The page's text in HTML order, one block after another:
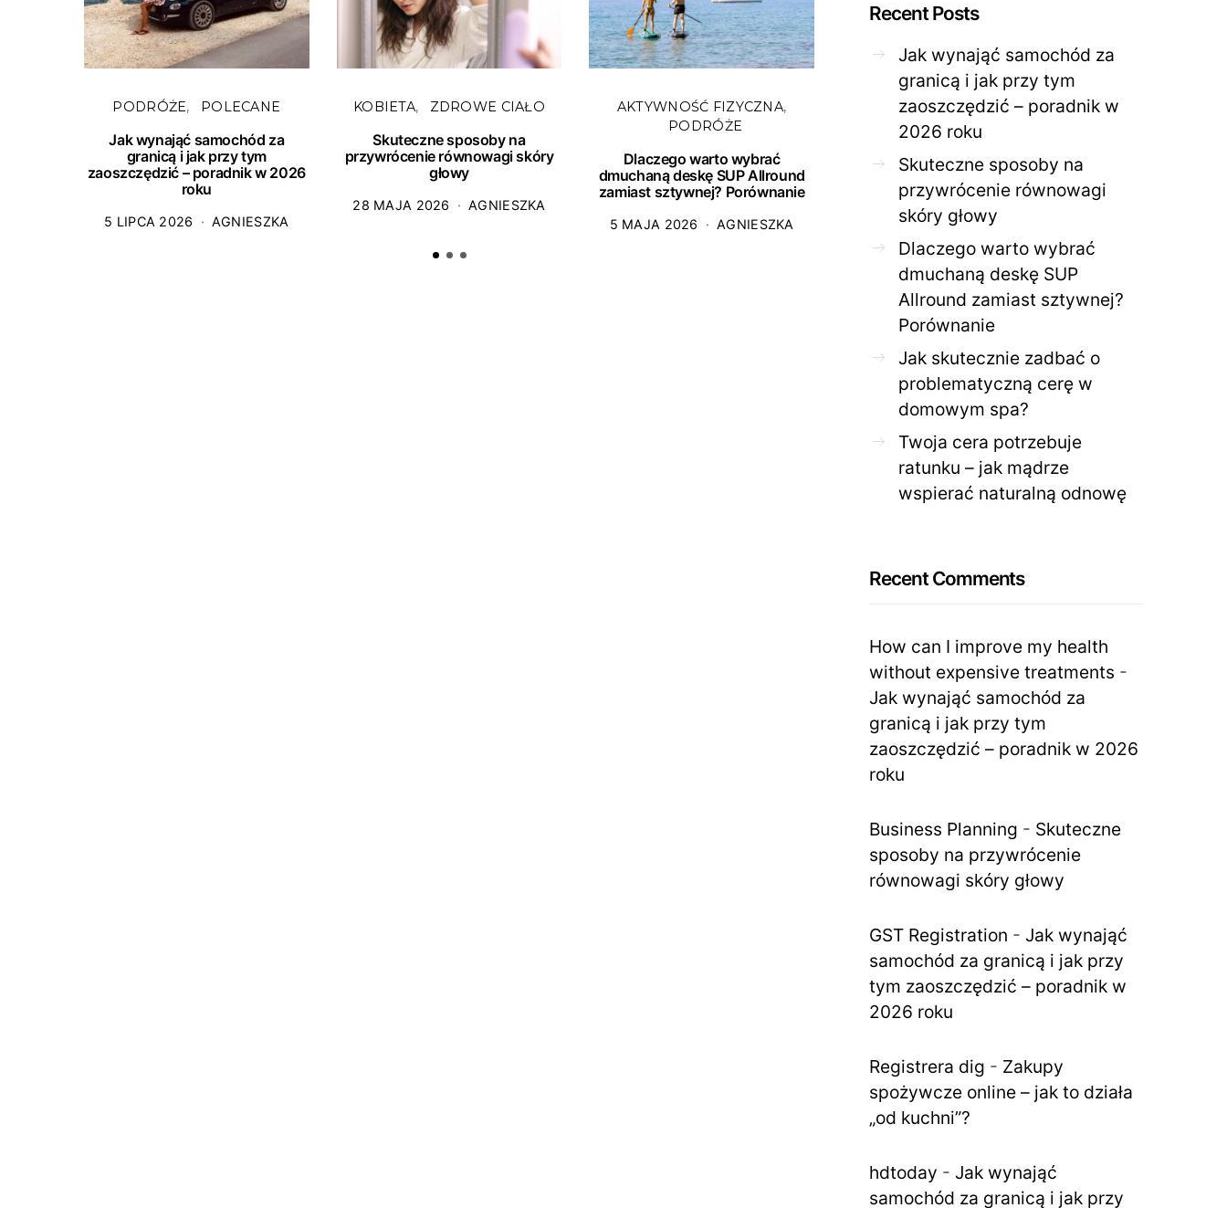
PODRÓŻE POLECANE
Jak wynająć samochód za
granicą i jak przy tym
zaoszczędzić – poradnik w 2026
roku
5 LIPCA 2026 AGNIESZKA
KOBIETA ZDROWE CIAŁO
Skuteczne sposoby na
przywrócenie równowagi skóry
głowy
28 MAJA 2026 AGNIESZKA
AKTYWNOŚĆ FIZYCZNA
PODRÓŻE
Dlaczego warto wybrać
dmuchaną deskę SUP Allround
zamiast sztywnej? Porównanie
5 MAJA 2026 AGNIESZKA
ZDROWE CIAŁO
Jak skutecznie zadbać o
problematyczną cerę w
domowym spa?
28 KWIETNIA 2026 27 KWIETNIA 2026
Recent Posts
Jak wynająć samochód za
granicą i jak przy tym
zaoszczędzić – poradnik w
2026 roku
Skuteczne sposoby na
przywrócenie równowagi
skóry głowy
Dlaczego warto wybrać
dmuchaną deskę SUP
Allround zamiast sztywnej?
Porównanie
Jak skutecznie zadbać o
problematyczną cerę w
domowym spa?
Twoja cera potrzebuje
ratunku – jak mądrze
wspierać naturalną odnowę
Recent Comments
How can I improve my health
without expensive treatments -
Jak wynająć samochód za
granicą i jak przy tym
zaoszczędzić – poradnik w 2026
roku
Business Planning - Skuteczne
sposoby na przywrócenie
równowagi skóry głowy
GST Registration - Jak wynająć
samochód za granicą i jak przy
tym zaoszczędzić – poradnik w
2026 roku
Registrera dig - Zakupy
spożywcze online – jak to działa
„od kuchni”?
hdtoday - Jak wynająć
samochód za granicą i jak przy